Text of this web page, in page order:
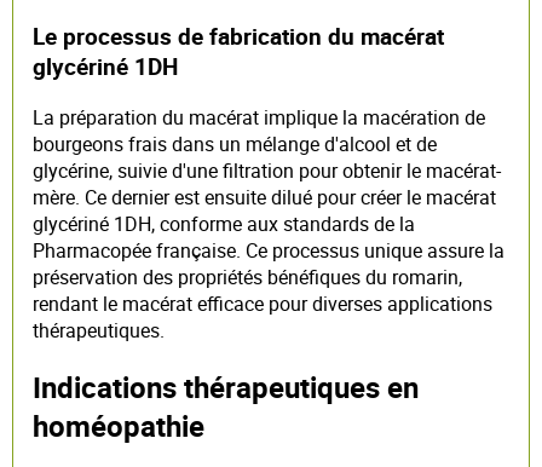
Le processus de fabrication du macérat
glycériné 1DH
La préparation du macérat implique la macération de
bourgeons frais dans un mélange d'alcool et de
glycérine, suivie d'une filtration pour obtenir le macérat-
mère. Ce dernier est ensuite dilué pour créer le macérat
glycériné 1DH, conforme aux standards de la
Pharmacopée française. Ce processus unique assure la
préservation des propriétés bénéfiques du romarin,
rendant le macérat efficace pour diverses applications
thérapeutiques.
Indications thérapeutiques en
homéopathie